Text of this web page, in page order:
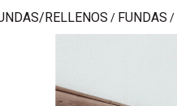
RELLENOS / FUNDAS /